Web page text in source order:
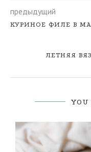
предыдущий
КУРИНОЕ ФИЛЕ В
ЛЕТНЯЯ